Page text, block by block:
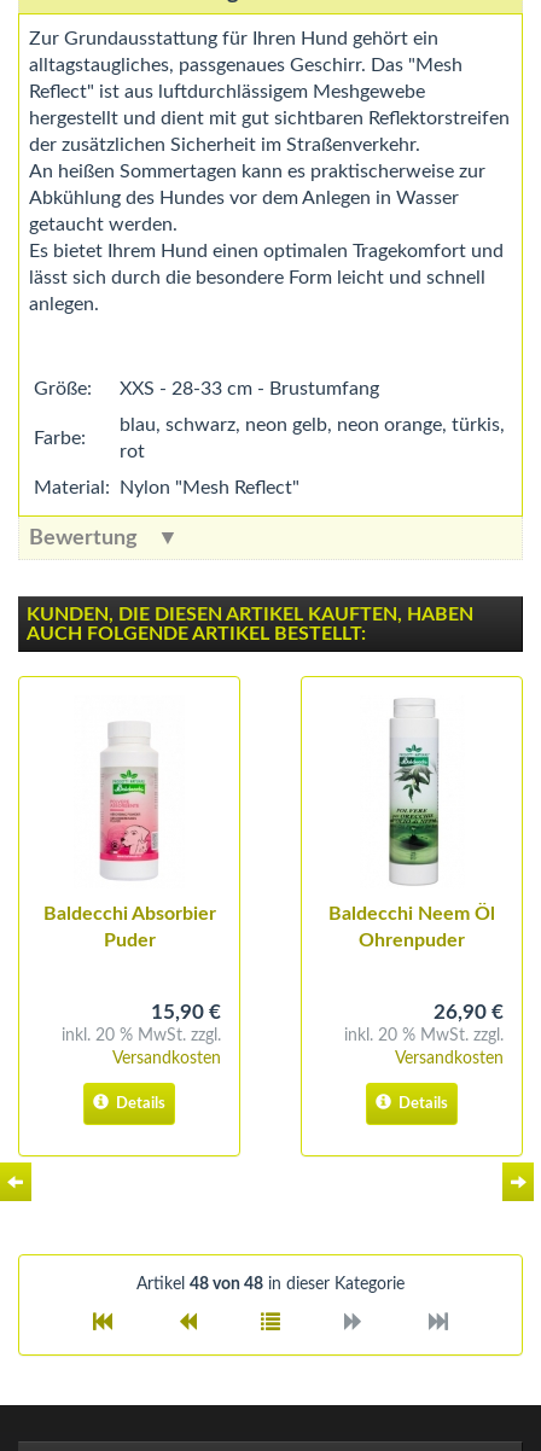
Zur Grundausstattung für Ihren Hund gehört ein
alltagstaugliches, passgenaues Geschirr. Das "Mesh
Reflect" ist aus luftdurchlässigem Meshgewebe
hergestellt und dient mit gut sichtbaren Reflektorstreifen
der zusätzlichen Sicherheit im Straßenverkehr.
An heißen Sommertagen kann es praktischerweise zur
Abkühlung des Hundes vor dem Anlegen in Wasser
getaucht werden.
Es bietet Ihrem Hund einen optimalen Tragekomfort und
lässt sich durch die besondere Form leicht und schnell
anlegen.
Größe: XXS - 28-33 cm - Brustumfang
Farbe:
blau, schwarz, neon gelb, neon orange, türkis,
rot
Material:
Nylon "Mesh Reflect"
Bewertung
KUNDEN, DIE DIESEN ARTIKEL KAUFTEN, HABEN
AUCH FOLGENDE ARTIKEL BESTELLT:
Baldecchi Absorbier
Puder
15,90 €
inkl. 20 % MwSt. zzgl.
Versandkosten
Details
Baldecchi Neem Öl
Ohrenpuder
26,90 €
inkl. 20 % MwSt. zzgl.
Versandkosten
Details
Artikel 48 von 48 in dieser Kategorie